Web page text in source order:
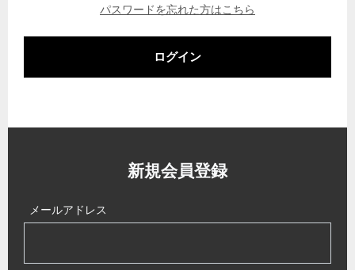
パスワードを忘れた方はこちら
ログイン
新規会員登録
メールアドレス